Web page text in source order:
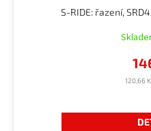
S-RIDE: řazení,
120,66